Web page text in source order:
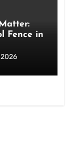
Fence in